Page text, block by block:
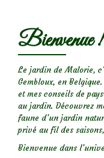
Bienvenue !
Le jardin de Malorie,
Gembloux, en
et mes conseils de
au jardin. Découvrez
faune d’un jardin
privé au fil des
Bienvenue dans